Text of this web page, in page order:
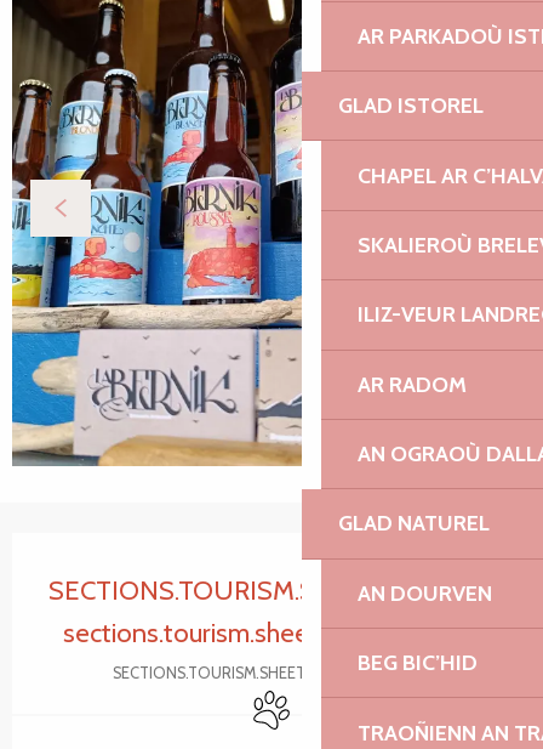
AR PARKADOÙ
GLAD ISTOREL
CHAPEL AR
SKALIEROÙ
ILIZ-VEUR
AR RADOM
AN OGRAOÙ
GLAD NATUREL
AN DOURVEN
BEG BIC’HID
TRAOÑIENN AN
sections.tourism.sheet.periods.today
SECTIONS.TOURISM.SHEET.PERIODS.DETAILS
Animaux acceptés